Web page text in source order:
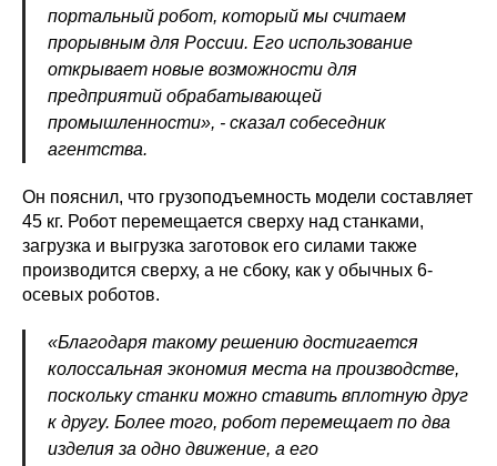
портальный робот, который мы считаем
прорывным для России. Его использование
открывает новые возможности для
предприятий обрабатывающей
промышленности», - сказал собеседник
агентства.
Он пояснил, что грузоподъемность модели составляет
45 кг. Робот перемещается сверху над станками,
загрузка и выгрузка заготовок его силами также
производится сверху, а не сбоку, как у обычных 6-
осевых роботов.
«Благодаря такому решению достигается
колоссальная экономия места на производстве,
поскольку станки можно ставить вплотную друг
к другу. Более того, робот перемещает по два
изделия за одно движение, а его